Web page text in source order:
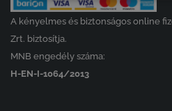
A kényelmes és biztonságos online
Zrt. biztosítja.
MNB engedély száma:
H-EN-I-1064/2013